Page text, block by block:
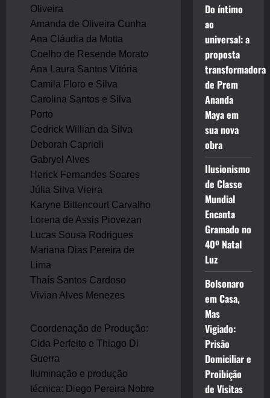
Oliveira
Amanda de Oliveira Cunha
Ana Cláudia da Motta
Coelho de Resende Morato
Ana Laura Santos Vitória
Camila Floro e Silva
Carolina Santos e Silva
Porto
Cedrick Willian da Silva
Deborah Caprioli
Gabryel Alves
Herick Fernandes Soares
Júlia Silva Vieira
Karyne Bittencourt Carvalho
Lorena de Assis Piovezan
Lucas Sousa Rodrigues
Mariana Dias Pereira de
Lima
Thaís Santos Cardoso
Vivian Alves Menezes
Coordenação de Produção:
Cida Perfeito e Thiago Di
Guerra
Iluminação e produção
técnica: Diego Pereira Nobre
Do íntimo
ao
universal: a
proposta
transformadora
de Prem
Ananda
Maya em
sua nova
obra
Ilusionismo
de Classe
Mundial
Encanta
Gramado no
40º Natal
Luz
Bolsonaro
em Casa,
Mas
Vigiado:
Prisão
Domiciliar e
Proibição
de Visitas